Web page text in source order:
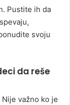
Pustite ih da
svoju
da reše
važno ko je